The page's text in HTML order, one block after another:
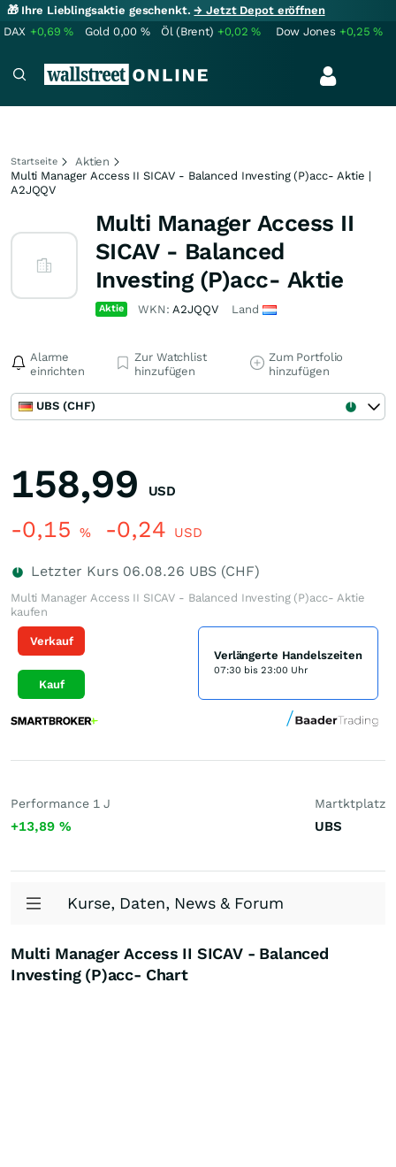
🎁 Ihre Lieblingsaktie geschenkt.→ Jetzt Depot eröffnen
DAX +0,69% Gold 0,00 % Öl (Brent) +0,02% Dow Jones +0,25%
Startseite
Aktien
Multi Manager Access II SICAV - Balanced Investing (P)acc- Aktie |
A2JQQV
Multi Manager Access II
SICAV - Balanced
Investing (P)acc- Aktie
Aktie WKN:A2JQQV Land
Alarme
einrichten
Zur Watchlist
hinzufügen
Zum Portfolio
hinzufügen
UBS (CHF)
158,99 USD
-0,15 % -0,24 USD
Letzter Kurs 06.08.26 UBS (CHF)
Multi Manager Access II SICAV - Balanced Investing (P)acc- Aktie
kaufen
Verkauf
Kauf
Verlängerte Handelszeiten
07:30 bis 23:00 Uhr
Performance 1 J
+13,89 %
Martktplatz
UBS
Kurse, Daten, News & Forum
Multi Manager Access II SICAV - Balanced
Investing (P)acc- Chart